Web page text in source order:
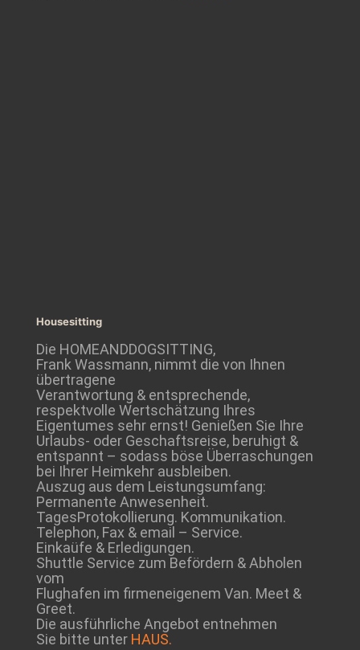
Housesitting
Die HOMEANDDOGSITTING,
Frank Wassmann, nimmt die von Ihnen
übertragene
Verantwortung & entsprechende,
respektvolle Wertschätzung Ihres
Eigentumes sehr ernst! Genießen Sie Ihre
Urlaubs- oder Geschaftsreise, beruhigt &
entspannt – sodass böse Überraschungen
bei Ihrer Heimkehr ausbleiben.
Auszug aus dem Leistungsumfang:
Permanente Anwesenheit.
TagesProtokollierung. Kommunikation.
Telephon, Fax & email – Service.
Einkaüfe & Erledigungen.
Shuttle Service zum Befördern & Abholen
vom
Flughafen im firmeneigenem Van. Meet &
Greet.
Die ausführliche Angebot entnehmen
Sie bitte unter HAUS.